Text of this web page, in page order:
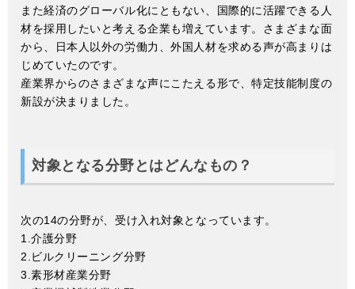
また経済のグローバル化にともない、国際的に活躍できる人
材を採用したいと考える企業も増えています。さまざまな面
から、日本人以外の労働力、外国人材を求める声が高まりは
じめていたのです。
産業界からのさまざまな声にこたえる形で、特定技能制度の
新設が決まりました。
対象となる分野とはどんなもの？
次の14の分野が、受け入れ対象となっています。
1.介護分野
2.ビルクリーニング分野
3.素形材産業分野